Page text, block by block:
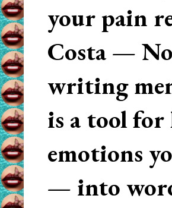
your pain
Costa —
writing
is a tool
emotions
— into